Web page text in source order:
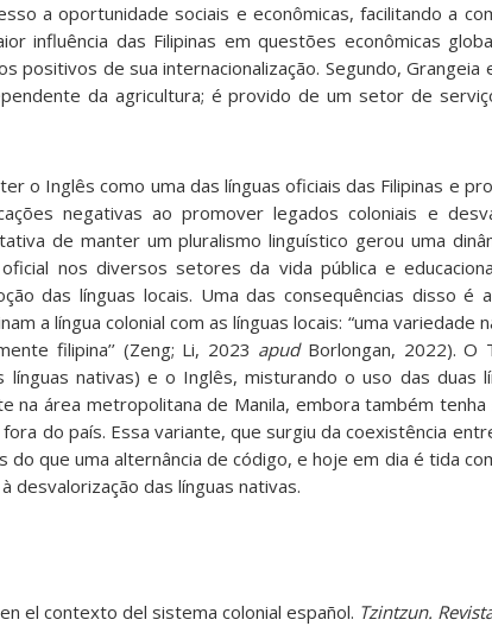
a oportunidade sociais e econômicas, facilitando a
influência das Filipinas em questões econômicas
positivos de sua internacionalização. Segundo, Grangeia
da agricultura; é provido de um setor de
o Inglês como uma das línguas oficiais das Filipinas e
negativas ao promover legados coloniais e
de manter um pluralismo linguístico gerou uma
nos diversos setores da vida pública e
das línguas locais. Uma das consequências disso é
a língua colonial com as línguas locais: “uma variedade
filipina’’ (Zeng; Li, 2023 apudBorlongan, 2022). O
nativas) e o Inglês, misturando o uso das duas
na área metropolitana de Manila, embora também
do país. Essa variante, que surgiu da coexistência
do que uma alternância de código, e hoje em dia é tida
desvalorização das línguas nativas.
en el contexto del sistema colonial español. Tzintzun.